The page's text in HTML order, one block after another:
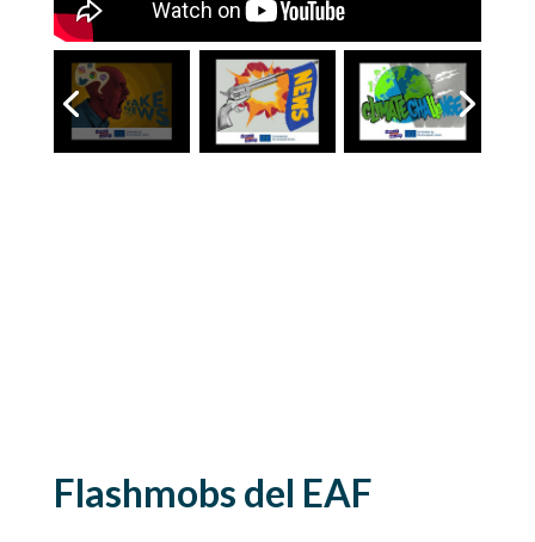
Flashmobs del EAF